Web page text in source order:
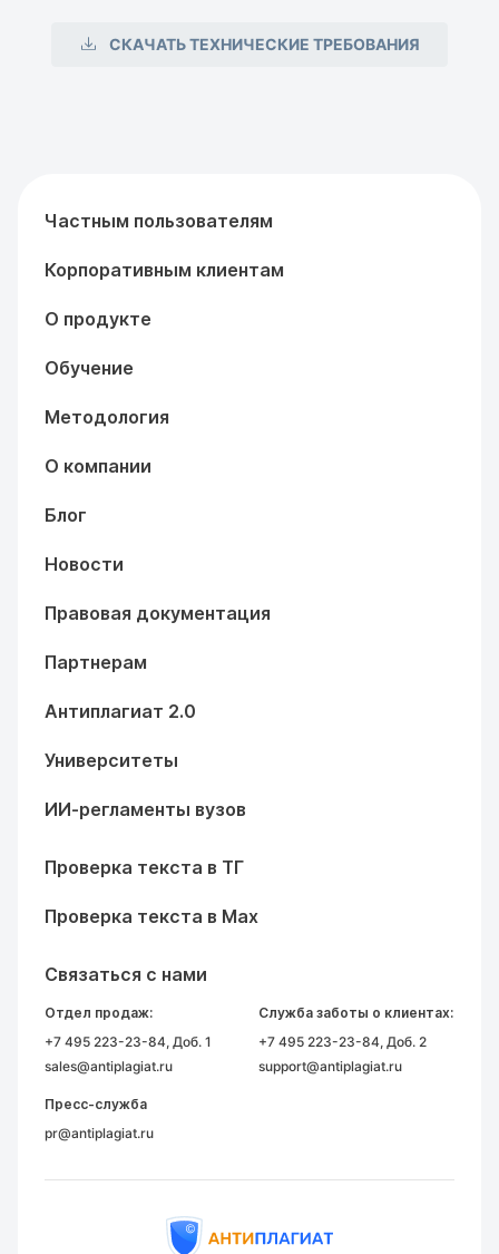
СКАЧАТЬ ТЕХНИЧЕСКИЕ ТРЕБОВАНИЯ
Частным пользователям
Корпоративным клиентам
О продукте
Обучение
Методология
О компании
Блог
Новости
Правовая документация
Партнерам
Антиплагиат 2.0
Университеты
ИИ-регламенты вузов
Проверка текста в ТГ
Проверка текста в Max
Связаться с нами
Отдел продаж:
+7 495 223-23-84, Доб. 1
sales@antiplagiat.ru
Служба заботы о клиентах:
+7 495 223-23-84, Доб. 2
support@antiplagiat.ru
Пресс-служба
pr@antiplagiat.ru